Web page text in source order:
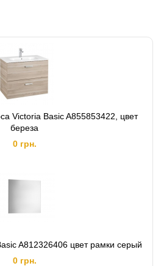
Victoria Basic A855853422, цвет
береза
0 грн.
A812326406 цвет рамки серый
0 грн.